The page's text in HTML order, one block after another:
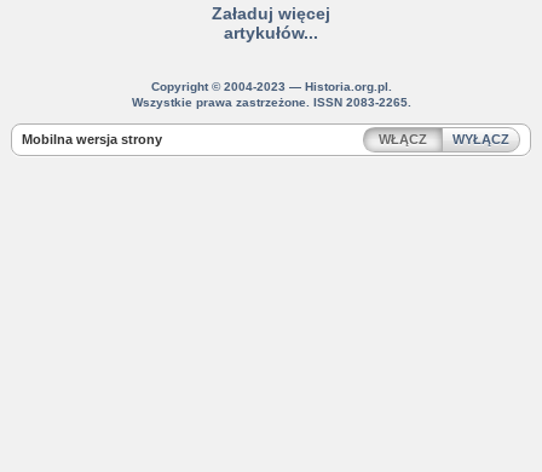
Załaduj więcej
artykułów...
Copyright © 2004-2023 — Historia.org.pl.
Wszystkie prawa zastrzeżone. ISSN 2083-2265.
Mobilna wersja strony WŁĄCZ WYŁĄCZ